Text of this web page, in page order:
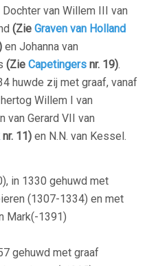
Dochter van Willem III van
(Zie Graven van Holland
en Johanna van
(Zie Capetingers nr. 19).
huwde zij met graaf, vanaf
Willem I van
van Gerard VII van
nr. 11) en N.N. van Kessel.
in 1330 gehuwd met
(1307-1334) en met
Mark(-1391)
gehuwd met graaf